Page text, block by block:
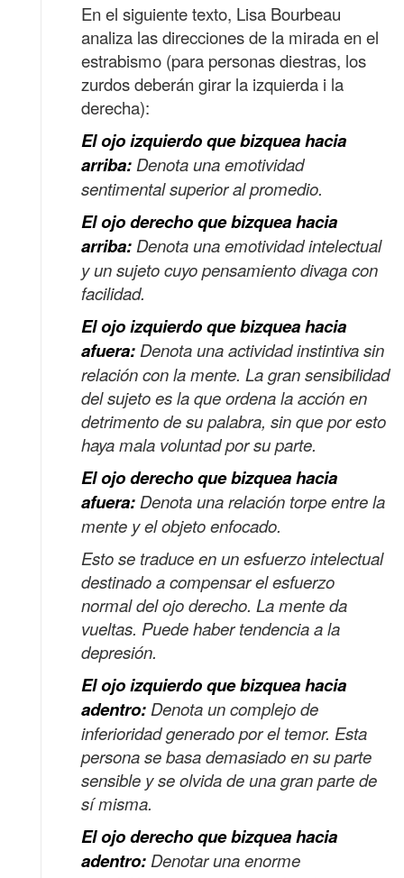
En el siguiente texto, Lisa Bourbeau
analiza las direcciones de la mirada en el
estrabismo (para personas diestras, los
zurdos deberán girar la izquierda i la
derecha):
El ojo izquierdo que bizquea hacia
arriba: Denota una emotividad
sentimental superior al promedio.
El ojo derecho que bizquea hacia
arriba: Denota una emotividad intelectual
y un sujeto cuyo pensamiento divaga con
facilidad.
El ojo izquierdo que bizquea hacia
afuera: Denota una actividad instintiva sin
relación con la mente. La gran sensibilidad
del sujeto es la que ordena la acción en
detrimento de su palabra, sin que por esto
haya mala voluntad por su parte.
El ojo derecho que bizquea hacia
afuera: Denota una relación torpe entre la
mente y el objeto enfocado.
Esto se traduce en un esfuerzo intelectual
destinado a compensar el esfuerzo
normaldel ojo derecho. La mente da
vueltas. Puede haber tendencia a la
depresión.
El ojo izquierdo que bizquea hacia
adentro: Denota un complejo de
inferioridad generado porel temor. Esta
persona se basa demasiado en su parte
sensible y se olvida de una gran parte de
sí misma.
El ojo derecho que bizquea hacia
adentro: Denotar una enorme